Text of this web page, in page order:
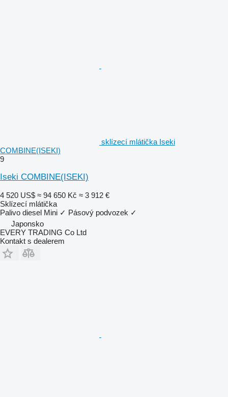
sklízecí mlátička Iseki
COMBINE(ISEKI)
9
Iseki COMBINE(ISEKI)
4 520 US$ ≈ 94 650 Kč ≈ 3 912 €
Sklízecí mlátička
Palivo diesel Mini ✓ Pásový podvozek ✓
Japonsko
EVERY TRADING Co Ltd
Kontakt s dealerem